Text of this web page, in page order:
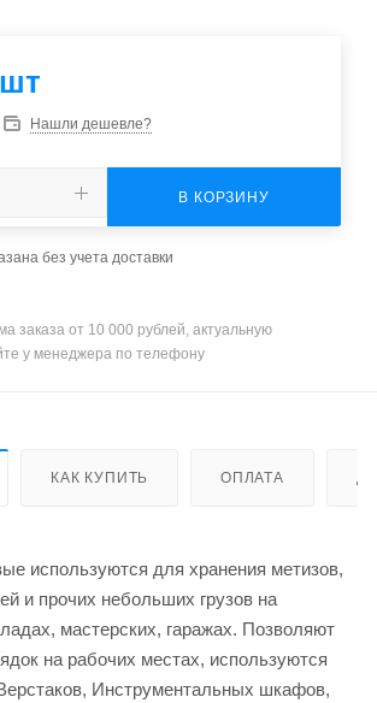
Нашли дешевле?
В КОРЗИНУ
без учета доставки
заказа от 10 000 рублей, актуальную
у менеджера по телефону
КАК КУПИТЬ ОПЛАТА
используются для хранения метизов,
и прочих небольших грузов на
мастерских, гаражах. Позволяют
на рабочих местах, используются
Инструментальных шкафов,